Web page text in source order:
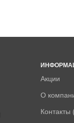
Акции
О
Контакты